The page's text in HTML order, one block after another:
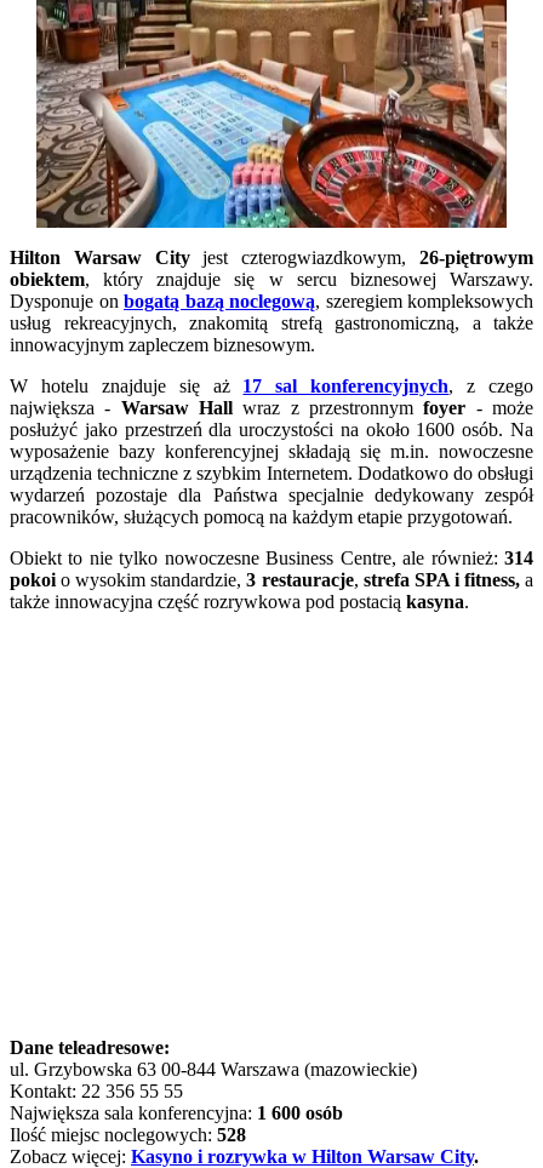
Hilton Warsaw Cityjest czterogwiazdkowym,26-piętrowym
obiektem, który znajduje się w sercu biznesowej Warszawy.
Dysponuje on bogatą bazą noclegową, szeregiem kompleksowych
usług rekreacyjnych, znakomitą strefą gastronomiczną, a także
innowacyjnym zapleczem biznesowym.
W hotelu znajduje się aż 17 sal konferencyjnych, z czego
największa - Warsaw Hall wraz z przestronnymfoyer - może
posłużyć jako przestrzeń dla uroczystości na około 1600 osób. Na
wyposażenie bazy konferencyjnej składają się m.in. nowoczesne
urządzenia techniczne z szybkim Internetem. Dodatkowo do obsługi
wydarzeń pozostaje dla Państwa specjalnie dedykowany zespół
pracowników, służących pomocą na każdym etapie przygotowań.
Obiekt to nie tylko nowoczesne Business Centre, ale również: 314
pokoio wysokim standardzie,3 restauracje, strefa SPA i fitness,a
także innowacyjna część rozrywkowa pod postacią kasyna.
Dane teleadresowe:
ul. Grzybowska 63 00-844 Warszawa (mazowieckie)
Kontakt: 22 356 55 55
Największa sala konferencyjna: 1 600 osób
Ilość miejsc noclegowych: 528
Zobacz więcej: Kasyno i rozrywka w Hilton Warsaw City.